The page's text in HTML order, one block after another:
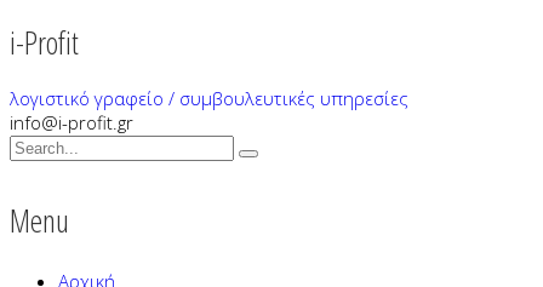
i-Profit
λογιστικό γραφείο / συμβουλευτικές υπηρεσίες
info@i-profit.gr
Menu
Αρχική